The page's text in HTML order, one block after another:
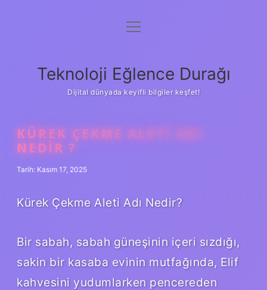
Anasayfa
Yasal Uyarı
menüyü
Teknoloji Eğlence Durağı
Dijital dünyada keyifli bilgiler keşfet!
KÜREK ÇEKME ALETI ADI
NEDIR ?
Tarih: Kasım 17, 2025
Kürek Çekme Aleti Adı Nedir?
Bir sabah, sabah güneşinin içeri sızdığı,
sakin bir kasaba evinin mutfağında, Elif
kahvesini yudumlarken pencereden